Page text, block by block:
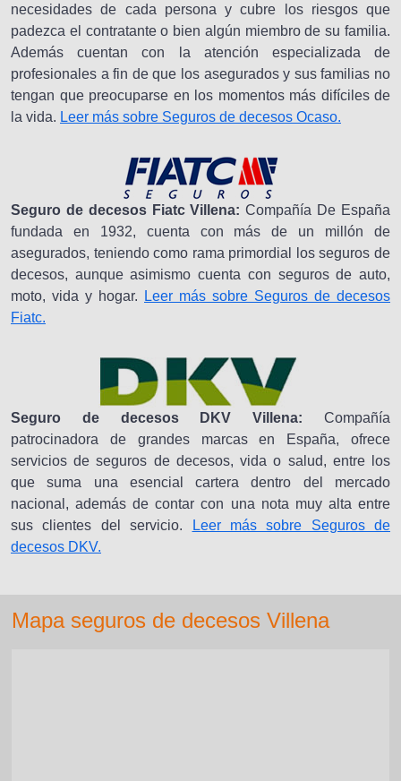
necesidades de cada persona y cubre los riesgos que
padezca el contratante o bien algún miembro de su familia.
Además cuentan con la atención especializada de
profesionales a fin de que los asegurados y sus familias no
tengan que preocuparse en los momentos más difíciles de
la vida. Leer más sobre Seguros de decesos Ocaso.
Seguro de decesos Fiatc Villena:Compañía De España
fundada en 1932, cuenta con más de un millón de
asegurados, teniendo como rama primordial los seguros de
decesos, aunque asimismo cuenta con seguros de auto,
moto, vida y hogar.
Leer más sobre Seguros de decesos
Fiatc.
Seguro de decesos DKV Villena: Compañía
patrocinadora de grandes marcas en España, ofrece
servicios de seguros de decesos, vida o salud, entre los
que suma una esencial cartera dentro del mercado
nacional, además de contar con una nota muy alta entre
sus clientes del servicio.
Leer más sobre Seguros de
decesos DKV.
Mapa seguros de decesos Villena